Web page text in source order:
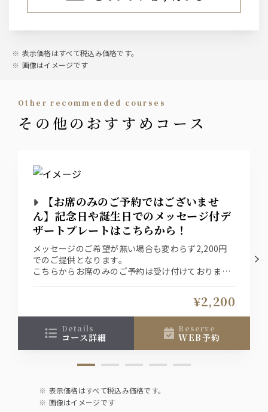
・イタリア産スパークリングワイン
カクテル
・スコッチウイスキーハイボール
・アペロールオレンジ
・カンパリグレープ
・シトラスソーダ
ソフトドリンク
・ジンジャエール
・コカ・コーラ
・グレープフルーツジュース
・烏龍茶
表示価格はすべて税込み価格です。
画像はイメージです
other recommended courses
その他のおすすめコース
【お席のみのご予約ではございませ
ん】記念日や誕生日でのメッセージ付デ
ザートプレートはこちらから！
メッセージのご希望が無い場合も変わらず2,200円
でのご提供となります。
こちらからお席のみのご予約は受け付けておりませ
たデザート盛り合わせをお付けできます。
ご注文いただいたアラカルトメニュー（ランチタイ
ムはお好きなランチ）+デザートプレートの合計金
額になります。
¥2,200
details
コース詳細
reserve
WEB予約
表示価格はすべて税込み価格です。
画像はイメージです